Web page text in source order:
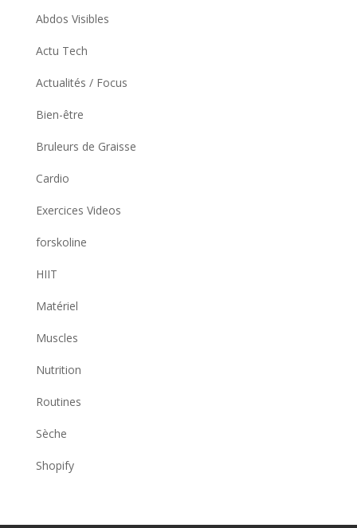
Abdos Visibles
Actu Tech
Actualités / Focus
Bien-être
Bruleurs de Graisse
Cardio
Exercices Videos
forskoline
HIIT
Matériel
Muscles
Nutrition
Routines
Sèche
Shopify